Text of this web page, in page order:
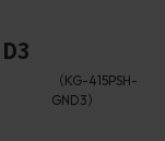
（KG-415PSH-
GND3）